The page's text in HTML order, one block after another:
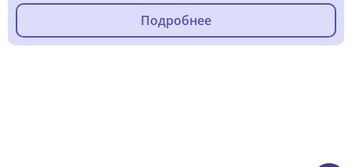
Подробнее